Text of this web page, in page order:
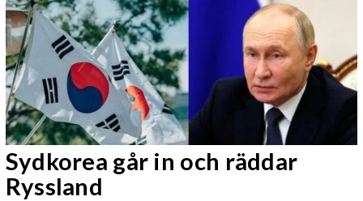
Sydkorea går in och räddar
Ryssland